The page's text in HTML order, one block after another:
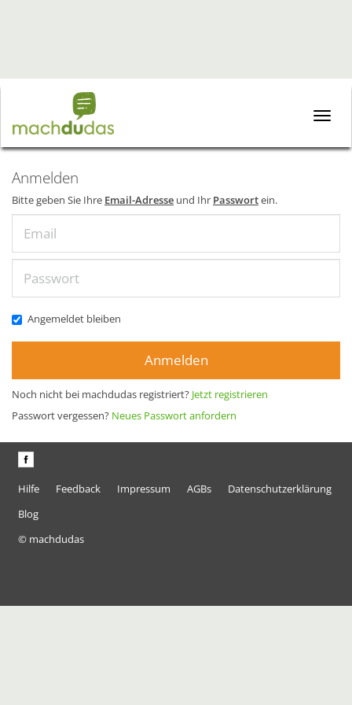
Toggle
Anmelden
Bitte geben Sie Ihre Email-Adresse und Ihr Passwortein.
Angemeldet bleiben
Anmelden
Noch nicht bei machdudas registriert? Jetzt registrieren
Passwort vergessen? Neues Passwort anfordern
Hilfe Feedback Impressum AGBs
Datenschutzerklärung
Blog
© machdudas